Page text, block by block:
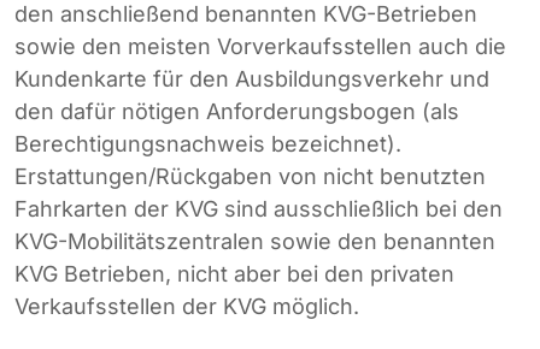
den anschließend benannten KVG-Betrieben
sowie den meisten Vorverkaufsstellen auch die
Kundenkarte für den Ausbildungsverkehr und
den dafür nötigen Anforderungsbogen (als
Berechtigungsnachweis bezeichnet).
Erstattungen/Rückgaben von nicht benutzten
Fahrkarten der KVG sind ausschließlich bei den
KVG-Mobilitätszentralen sowie den benannten
KVG Betrieben, nicht aber bei den privaten
Verkaufsstellen der KVG möglich.